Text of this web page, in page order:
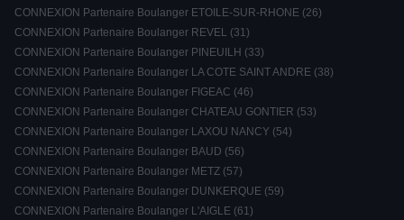
CONNEXION Partenaire Boulanger ETOILE-SUR-RHONE (26)
CONNEXION Partenaire Boulanger REVEL (31)
CONNEXION Partenaire Boulanger PINEUILH (33)
CONNEXION Partenaire Boulanger LA COTE SAINT ANDRE (38)
CONNEXION Partenaire Boulanger FIGEAC (46)
CONNEXION Partenaire Boulanger CHATEAU GONTIER (53)
CONNEXION Partenaire Boulanger LAXOU NANCY (54)
CONNEXION Partenaire Boulanger BAUD (56)
CONNEXION Partenaire Boulanger METZ (57)
CONNEXION Partenaire Boulanger DUNKERQUE (59)
CONNEXION Partenaire Boulanger L'AIGLE (61)